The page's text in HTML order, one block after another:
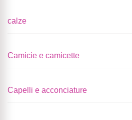
calze
Camicie e camicette
Capelli e acconciature